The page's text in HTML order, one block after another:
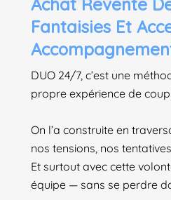
Achat Revente
Fantaisies Et
DUO 24/7, c’est une
propre expérience de
On l’a construite en
nos tensions, nos
Et surtout avec cette
équipe — sans se perdre